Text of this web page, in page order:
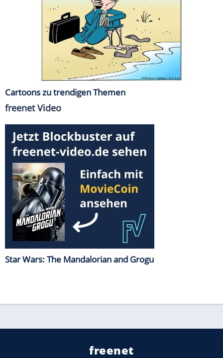
Cartoons zu trendigen Themen
freenet Video
Star Wars: The Mandalorian and Grogu
freenet